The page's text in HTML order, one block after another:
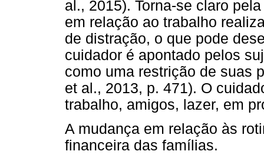
al., 2015). Torna-se claro
em relação ao trabalho
de distração, o que pode
cuidador é apontado pelos
como uma restrição de suas
et al., 2013, p. 471). O
trabalho, amigos, lazer, em
A mudança em relação às
financeira das famílias.